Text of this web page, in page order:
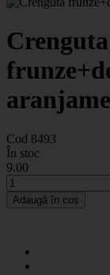
Crenguta
Cod 8493
În stoc
9.00
Adaugă în coș